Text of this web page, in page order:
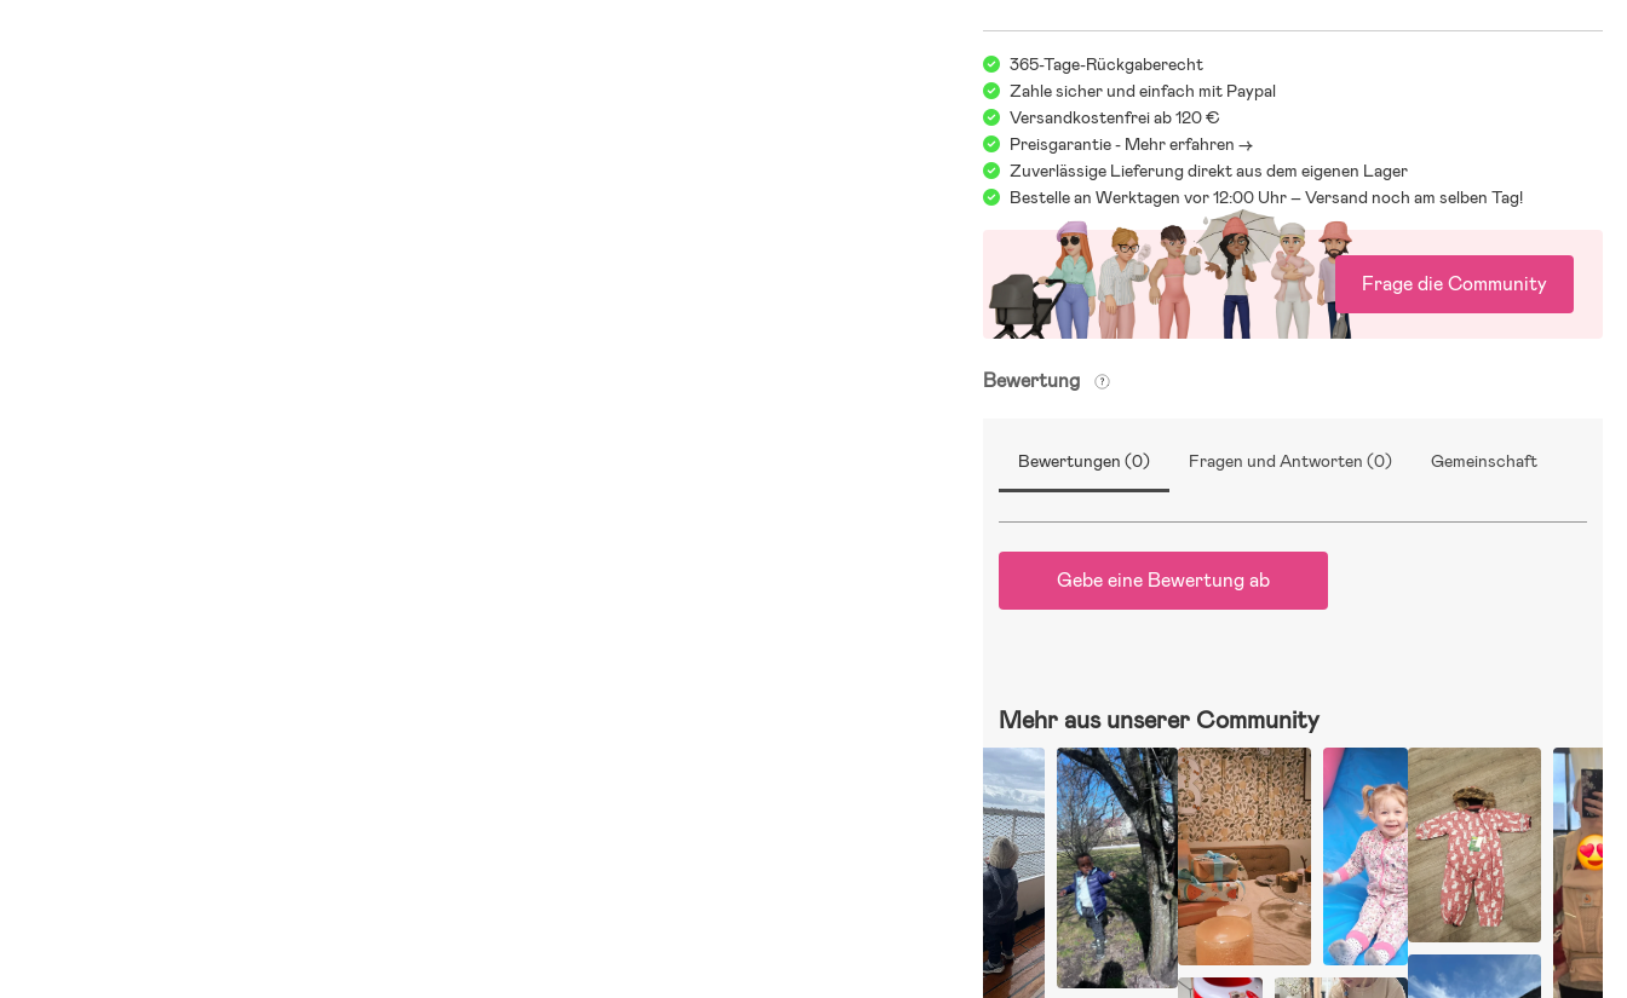
365-Tage-Rückgaberecht
Zahle sicher und einfach mit Paypal
Versandkostenfrei ab 120 €
Preisgarantie - Mehr erfahren ->
Zuverlässige Lieferung direkt aus dem eigenen Lager
Bestelle an Werktagen vor 12:00 Uhr – Versand noch am selben Tag!
Frage die Community
Bewertung
Bewertungen (0) Fragen und Antworten (0) Gemeinschaft
Gebe eine Bewertung ab
Mehr aus unserer Community